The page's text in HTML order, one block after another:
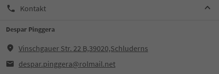
Kontakt
Despar Pinggera
Vinschgauer Str. 22 B,39020,Schluderns
despar.pinggera@rolmail.net